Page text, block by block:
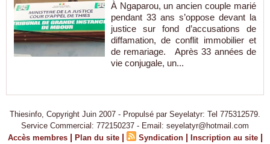
À Ngaparou, un ancien couple marié
pendant 33 ans s’oppose devant la
justice sur fond d’accusations de
diffamation, de conflit immobilier et
de remariage. Après 33 années de
vie conjugale, un...
Thiesinfo, Copyright Juin 2007 - Propulsé par Seyelatyr: Tel 775312579.
Service Commercial: 772150237 - Email: seyelatyr@hotmail.com
Accès membres | Plan du site | Syndication | Inscription au site |